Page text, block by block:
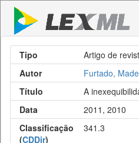
Tipo
Artigo de
Autor
Furtado,
Título
A
Data
2011, 2010
Classificação
(CDDir)
341.3